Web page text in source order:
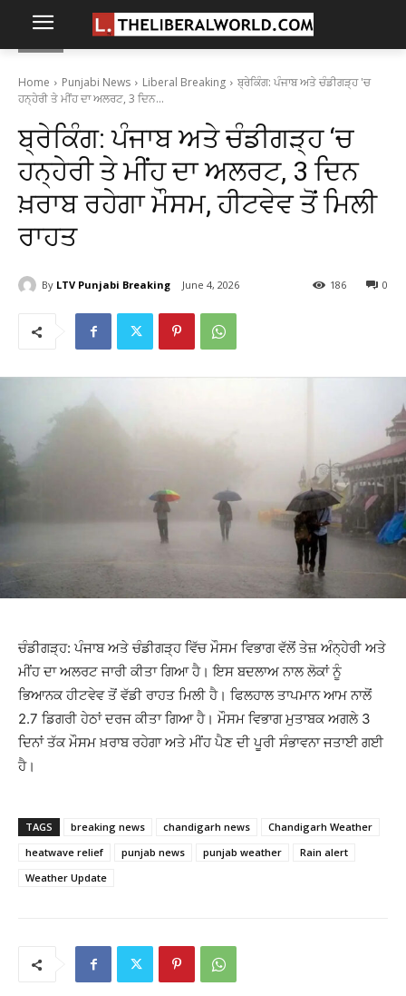
Home Punjabi News Liberal Breaking
ਬ੍ਰੇਕਿੰਗ: ਪੰਜਾਬ ਅਤੇ ਚੰਡੀਗੜ੍ਹ 'ਚ
ਹਨ੍ਹੇਰੀ ਤੇ ਮੀਂਹ ਦਾ ਅਲਰਟ, 3 ਦਿਨ...
ਬ੍ਰੇਕਿੰਗ: ਪੰਜਾਬ ਅਤੇ ਚੰਡੀਗੜ੍ਹ ‘ਚ
ਹਨ੍ਹੇਰੀ ਤੇ ਮੀਂਹ ਦਾ ਅਲਰਟ, 3 ਦਿਨ
ਖ਼ਰਾਬ ਰਹੇਗਾ ਮੌਸਮ, ਹੀਟਵੇਵ ਤੋਂ ਮਿਲੀ
ਰਾਹਤ
By LTV Punjabi Breaking June 4, 2026 0
186
ਚੰਡੀਗੜ੍ਹ: ਪੰਜਾਬ ਅਤੇ ਚੰਡੀਗੜ੍ਹ ਵਿੱਚ ਮੌਸਮ ਵਿਭਾਗ ਵੱਲੋਂ ਤੇਜ਼ ਅੰਨ੍ਹੇਰੀ ਅਤੇ
ਮੀਂਹ ਦਾ ਅਲਰਟ ਜਾਰੀ ਕੀਤਾ ਗਿਆ ਹੈ। ਇਸ ਬਦਲਾਅ ਨਾਲ ਲੋਕਾਂ ਨੂੰ
ਭਿਆਨਕ ਹੀਟਵੇਵ ਤੋਂ ਵੱਡੀ ਰਾਹਤ ਮਿਲੀ ਹੈ। ਫਿਲਹਾਲ ਤਾਪਮਾਨ ਆਮ ਨਾਲੋਂ
2.7 ਡਿਗਰੀ ਹੇਠਾਂ ਦਰਜ ਕੀਤਾ ਗਿਆ ਹੈ। ਮੌਸਮ ਵਿਭਾਗ ਮੁਤਾਬਕ ਅਗਲੇ 3
ਦਿਨਾਂ ਤੱਕ ਮੌਸਮ ਖ਼ਰਾਬ ਰਹੇਗਾ ਅਤੇ ਮੀਂਹ ਪੈਣ ਦੀ ਪੂਰੀ ਸੰਭਾਵਨਾ ਜਤਾਈ ਗਈ
ਹੈ।
TAGS breaking news chandigarh news
Chandigarh Weather
heatwave relief
punjab news punjab weather
Rain alert
Weather Update